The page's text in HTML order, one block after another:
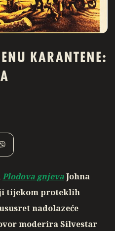
KARANTENE:
Plodova gnjevaJohna
tijekom proteklih
nadolazeće
moderira Silvestar